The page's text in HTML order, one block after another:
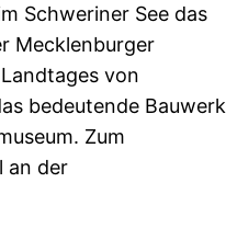
Schweriner See das
Mecklenburger
von
bedeutende Bauwerk
Zum
an der